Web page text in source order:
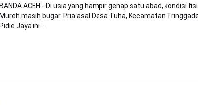
BANDA ACEH - Di usia yang hampir genap satu abad, kondisi
Mureh masih bugar. Pria asal Desa Tuha, Kecamatan
Pidie Jaya ini...